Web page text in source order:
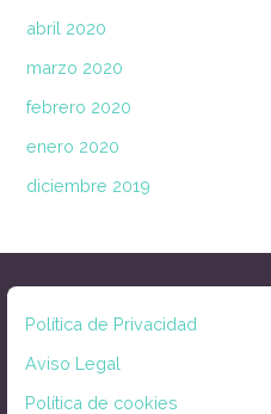
abril 2020
marzo 2020
febrero 2020
enero 2020
diciembre 2019
Política de Privacidad
Aviso Legal
Política de cookies